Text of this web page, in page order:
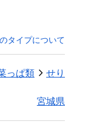
タイプについて
っぱ類 せり
宮城県